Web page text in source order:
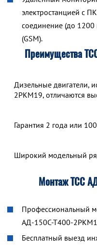
электростанцией с
соединение (до 1200
(GSM).
Преимущества
Дизельные двигатели,
2РКМ19, отличаются
Гарантия 2 года или
Широкий модельный
Монтаж ТСС
Профессиональный
АД-150С-Т400-
Бесплатный выезд